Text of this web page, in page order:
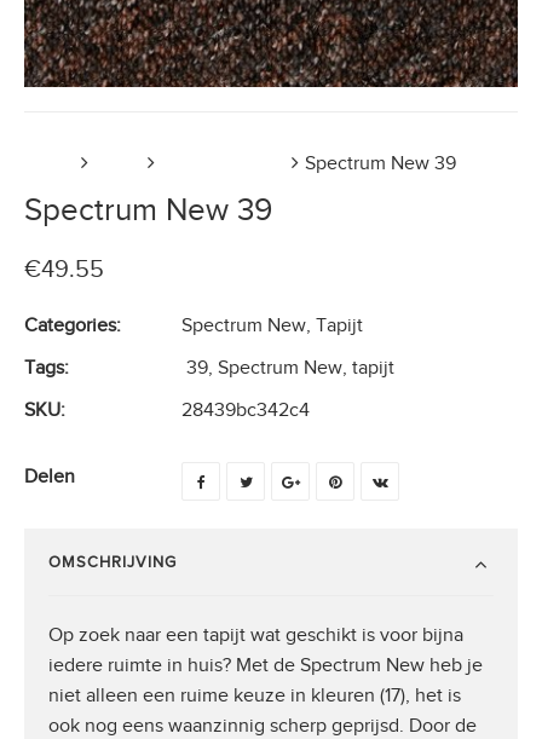
Spectrum New 39
Spectrum New 39
€49.55
Categories: Spectrum New, Tapijt
Tags:
39, Spectrum New, tapijt
SKU:
28439bc342c4
Delen
OMSCHRIJVING
Op zoek naar een tapijt wat geschikt is voor bijna
iedere ruimte in huis? Met de Spectrum New heb je
niet alleen een ruime keuze in kleuren (17), het is
ook nog eens waanzinnig scherp geprijsd. Door de